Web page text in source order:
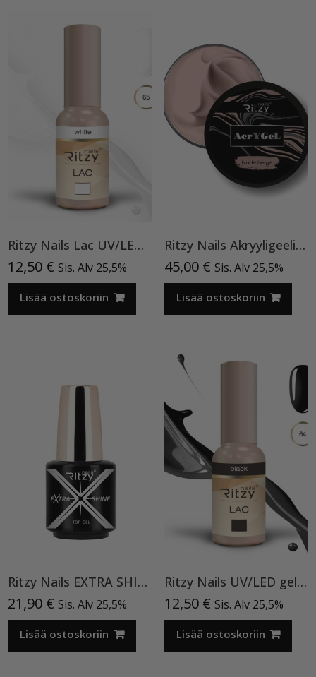
Ritzy Nails Lac UV/LED gel polish ”White”65, 9 ml, geelilakka TPO vapaa
12,50 € Sis. Alv 25,5%
Lisää ostoskoriin
Ritzy Nails Akryyligeeli “Nude Beige”,56ml TPO vapaa
45,00 € Sis. Alv 25,5%
Lisää ostoskoriin
Ritzy Nails EXTRA SHINE Top Gel 15ml TPO vapaa
21,90 € Sis. Alv 25,5%
Lisää ostoskoriin
Ritzy Nails UV/LED gel polish ”Black” 64, 9ml, geelilakka TPO vapaa
12,50 € Sis. Alv 25,5%
Lisää ostoskoriin